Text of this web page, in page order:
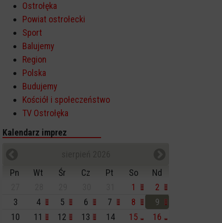
Ostrołęka
Powiat ostrołecki
Sport
Balujemy
Region
Polska
Budujemy
Kościół i społeczeństwo
TV Ostrołęka
Kalendarz imprez
Pn
Wt Śr Cz Pt So
Nd
1
2
3
4 5 6 7 8
9
10
11 12 13 14 15
16